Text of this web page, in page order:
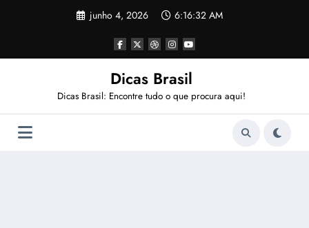
junho 4, 2026 6:16:33 AM
Dicas Brasil
Dicas Brasil: Encontre tudo o que procura aqui!